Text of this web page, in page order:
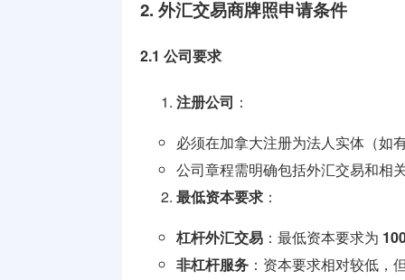
2. 外汇交易商牌照申请条件
2.1 公司要求
注册公司 ：
必须在加拿大注册为法人实体（如
公司章程需明确包括外汇交易和相
最低资本要求 ：
杠杆外汇交易 ：最低资本要求为
非杠杆服务 ：资本要求相对较低，